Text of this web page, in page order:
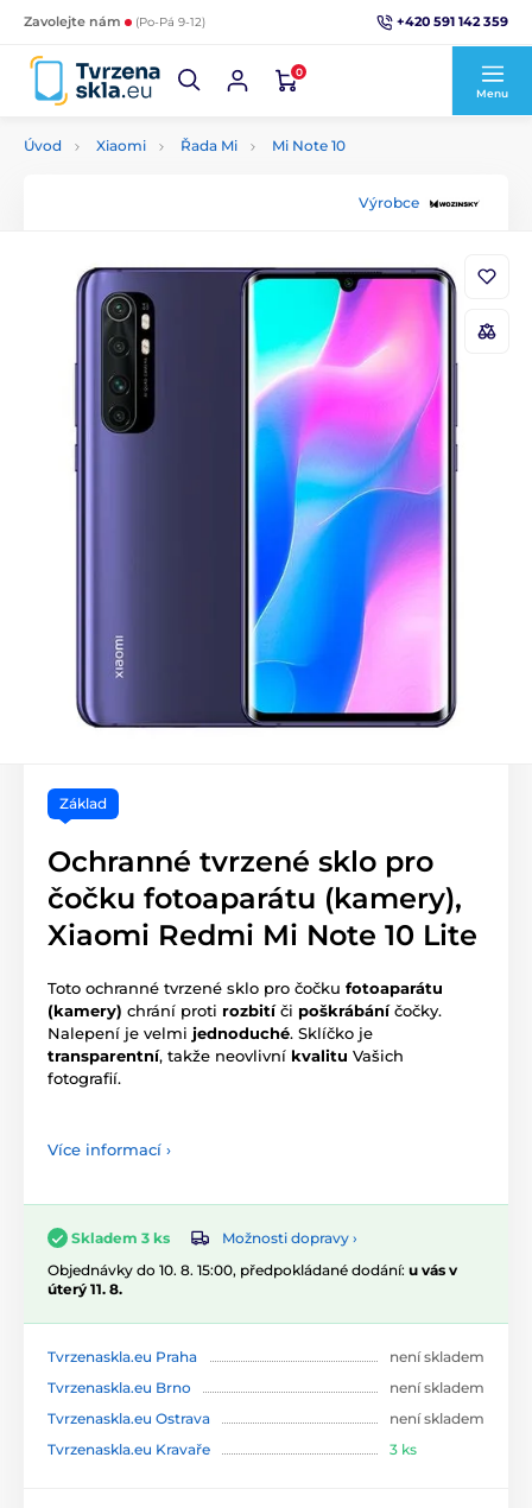
Zavolejte nám (Po-Pá 9-12) +420 591 142 359
0
Menu
Úvod Xiaomi Řada Mi Mi Note 10
Výrobce
Základ
Ochranné tvrzené sklo pro
čočku fotoaparátu (kamery),
Xiaomi Redmi Mi Note 10 Lite
Toto ochranné tvrzené sklo pro čočku fotoaparátu
(kamery) chrání proti rozbitíči poškrábáníčočky.
Nalepení je velmi jednoduché. Sklíčko je
transparentní, takže neovlivní kvalitu Vašich
fotografií.
Více informací ›
Skladem 3 ks
Možnosti dopravy ›
Objednávky do 10. 8. 15:00, předpokládané dodání: u vás v
úterý 11. 8.
Tvrzenaskla.eu Praha
není skladem
Tvrzenaskla.eu Brno
není skladem
Tvrzenaskla.eu Ostrava
není skladem
Tvrzenaskla.eu Kravaře
3 ks